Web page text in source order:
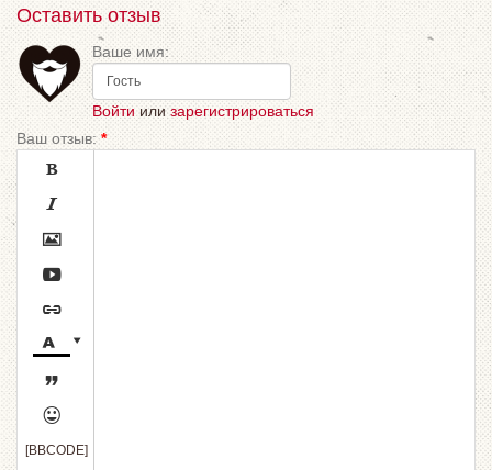
Оставить отзыв
Ваше имя:
Войтиилизарегистрироваться
Ваш отзыв: *









[BBCODE]